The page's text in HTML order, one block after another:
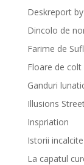
Deskreport
Dincolo de
Farime de
Floare de colt
Ganduri
Illusions
Inspriation
Istorii incalcite
La capatul